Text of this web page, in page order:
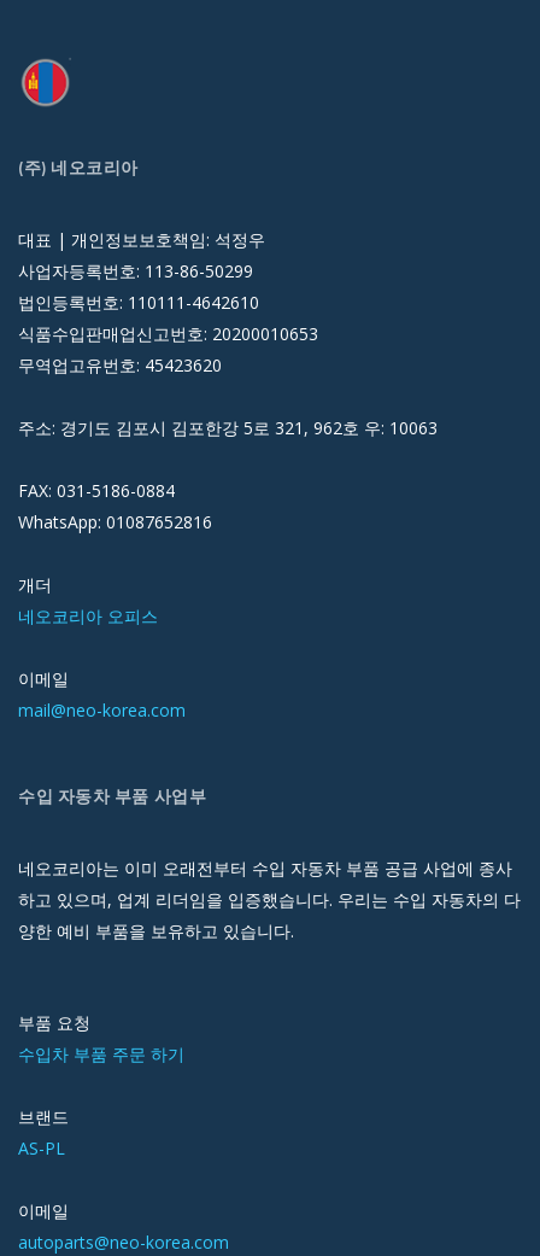
(주) 네오코리아
대표 | 개인정보보호책임: 석정우
사업자등록번호: 113-86-50299
법인등록번호: 110111-4642610
식품수입판매업신고번호: 20200010653
무역업고유번호: 45423620
주소: 경기도 김포시 김포한강 5로 321, 962호 우: 10063
FAX: 031-5186-0884
WhatsApp: 01087652816
개더
네오코리아 오피스
이메일
mail@neo-korea.com
수입 자동차 부품 사업부
네오코리아는 이미 오래전부터 수입 자동차 부품 공급 사업에 종사
하고 있으며, 업계 리더임을 입증했습니다. 우리는 수입 자동차의 다
양한 예비 부품을 보유하고 있습니다.
부품 요청
수입차 부품 주문 하기
브랜드
AS-PL
이메일
autoparts@neo-korea.com